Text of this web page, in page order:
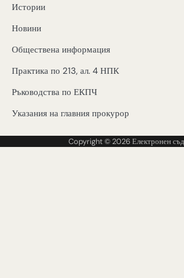
Истории
Новини
Обществена информация
Практика по 213, ал. 4 НПК
Ръководства по ЕКПЧ
Указания на главния прокурор
Copyright © 2026Електронен